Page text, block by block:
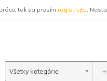
tak sa prosím registrujte.
Všetky kategórie